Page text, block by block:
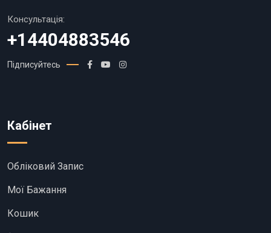
Консультація:
+14404883546
Підписуйтесь
Кабінет
Обліковий Запис
Мої Бажання
Кошик